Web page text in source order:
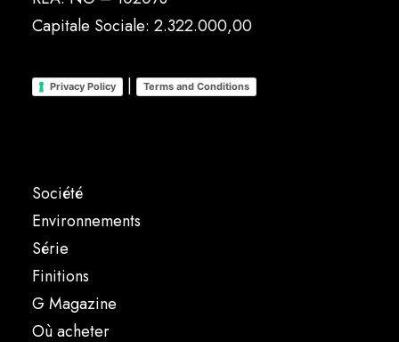
Capitale Sociale: 2.322.000,00
Privacy Policy | Terms and Conditions
Société
Environnements
Série
Finitions
G Magazine
Où acheter